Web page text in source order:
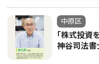
中原区
｢株式投資
神谷司法書